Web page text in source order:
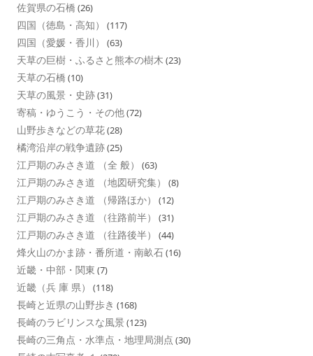
佐賀県の石橋 (26)
四国（徳島・高知） (117)
四国（愛媛・香川） (63)
天草の巨樹・ふるさと熊本の樹木 (23)
天草の石橋 (10)
天草の風景・史跡(31)
寄稿・ゆうこう・その他(72)
山野歩きなどの草花(28)
橘湾沿岸の戦争遺跡(25)
江戸期のみさき道 （全 般） (63)
江戸期のみさき道 （地図研究集） (8)
江戸期のみさき道 （帰路ほか） (12)
江戸期のみさき道 （往路前半） (31)
江戸期のみさき道 （往路後半） (44)
烽火山のかま跡・番所道・南畝石(16)
近畿・中部・関東 (7)
近畿（兵 庫 県） (118)
長崎と近県の山野歩き (168)
長崎のラビリンスな風景 (123)
長崎の三角点・水準点・地理局測点 (30)